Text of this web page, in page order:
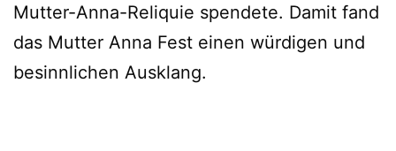
Mutter-Anna-Reliquie spendete. Damit fand
das Mutter Anna Fest einen würdigen und
besinnlichen Ausklang.